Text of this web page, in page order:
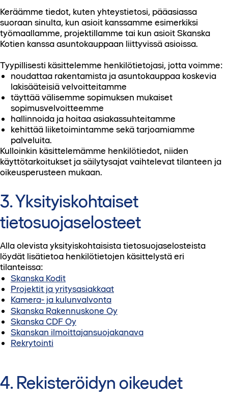
Keräämme tiedot, kuten yhteystietosi, pääasiassa
suoraan sinulta, kun asioit kanssamme esimerkiksi
työmaallamme, projektillamme tai kun asioit Skanska
Kotien kanssa asuntokauppaan liittyvissä asioissa.
Tyypillisesti käsittelemme henkilötietojasi, jotta voimme:
noudattaa rakentamista ja asuntokauppaa koskevia
lakisääteisiä velvoitteitamme
täyttää välisemme sopimuksen mukaiset
sopimusvelvoitteemme
hallinnoida ja hoitaa asiakassuhteitamme
kehittää liiketoimintamme sekä tarjoamiamme
palveluita.
Kulloinkin käsittelemämme henkilötiedot, niiden
käyttötarkoitukset ja säilytysajat vaihtelevat tilanteen ja
oikeusperusteen mukaan.
3. Yksityiskohtaiset
tietosuojaselosteet
Alla olevista yksityiskohtaisista tietosuojaselosteista
löydät lisätietoa henkilötietojen käsittelystä eri
tilanteissa:
Skanska Kodit
Projektit ja yritysasiakkaat
Kamera- ja kulunvalvonta
Skanska Rakennuskone Oy
Skanska CDF Oy
Skanskan ilmoittajansuojakanava
Rekrytointi
4. Rekisteröidyn oikeudet